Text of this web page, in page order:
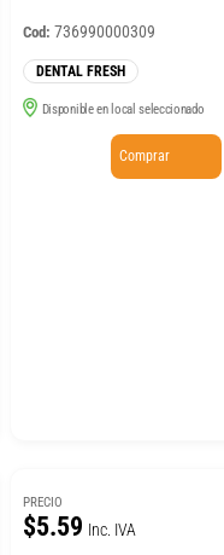
Cod: 736990000309
DENTAL FRESH
Disponible en local seleccionado
Comprar
PRECIO
$5.59 Inc. IVA